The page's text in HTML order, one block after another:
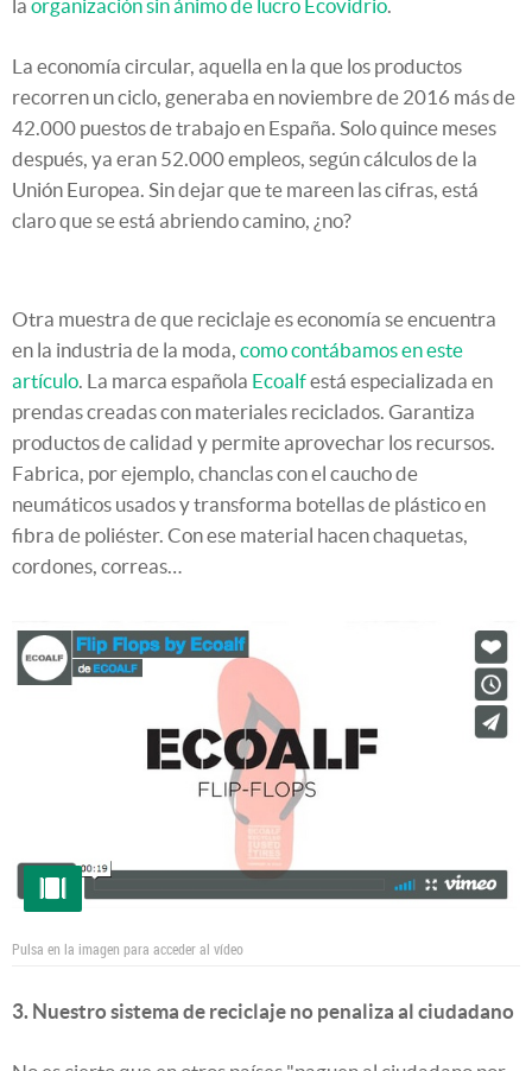
la organización sin ánimo de lucro Ecovidrio.
La economía circular, aquella en la que los productos
recorren un ciclo, generaba en noviembre de 2016 más de
42.000 puestos de trabajo en España. Solo quince meses
después, ya eran 52.000 empleos, según cálculos de la
Unión Europea. Sin dejar que te mareen las cifras, está
claro que se está abriendo camino, ¿no?
Otra muestra de que reciclaje es economía se encuentra
en la industria de la moda, como contábamos en este
artículo. La marca española Ecoalfestá especializada en
prendas creadas con materiales reciclados. Garantiza
productos de calidad y permite aprovechar los recursos.
Fabrica, por ejemplo, chanclas con el caucho de
neumáticos usados y transforma botellas de plástico en
fibra de poliéster. Con ese material hacen chaquetas,
cordones, correas…
Pulsa en la imagen para acceder al vídeo
3. Nuestro sistema de reciclaje no penaliza al ciudadano